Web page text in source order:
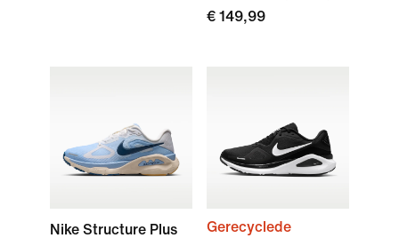
€ 149,99
Nike Structure Plus
Gerecyclede